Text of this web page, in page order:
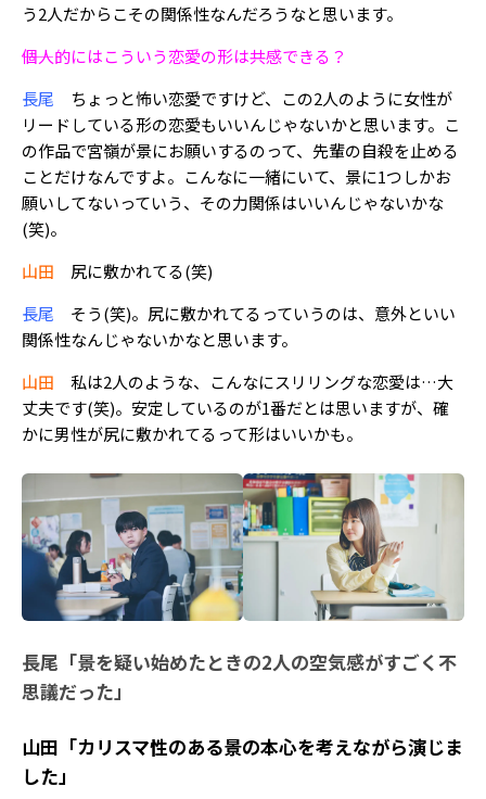
う2人だからこその関係性なんだろうなと思います。
――個人的にはこういう恋愛の形は共感できる？
長尾 ちょっと怖い恋愛ですけど、この2人のように女性が
リードしている形の恋愛もいいんじゃないかと思います。こ
の作品で宮嶺が景にお願いするのって、先輩の自殺を止める
ことだけなんですよ。こんなに一緒にいて、景に1つしかお
願いしてないっていう、その力関係はいいんじゃないかな
(笑)。
山田 尻に敷かれてる(笑)
長尾 そう(笑)。尻に敷かれてるっていうのは、意外といい
関係性なんじゃないかなと思います。
山田 私は2人のような、こんなにスリリングな恋愛は…大
丈夫です(笑)。安定しているのが1番だとは思いますが、確
かに男性が尻に敷かれてるって形はいいかも。
長尾「景を疑い始めたときの2人の空気感がすごく不
思議だった」
山田「カリスマ性のある景の本心を考えながら演じま
した」